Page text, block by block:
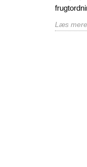
Læs mere